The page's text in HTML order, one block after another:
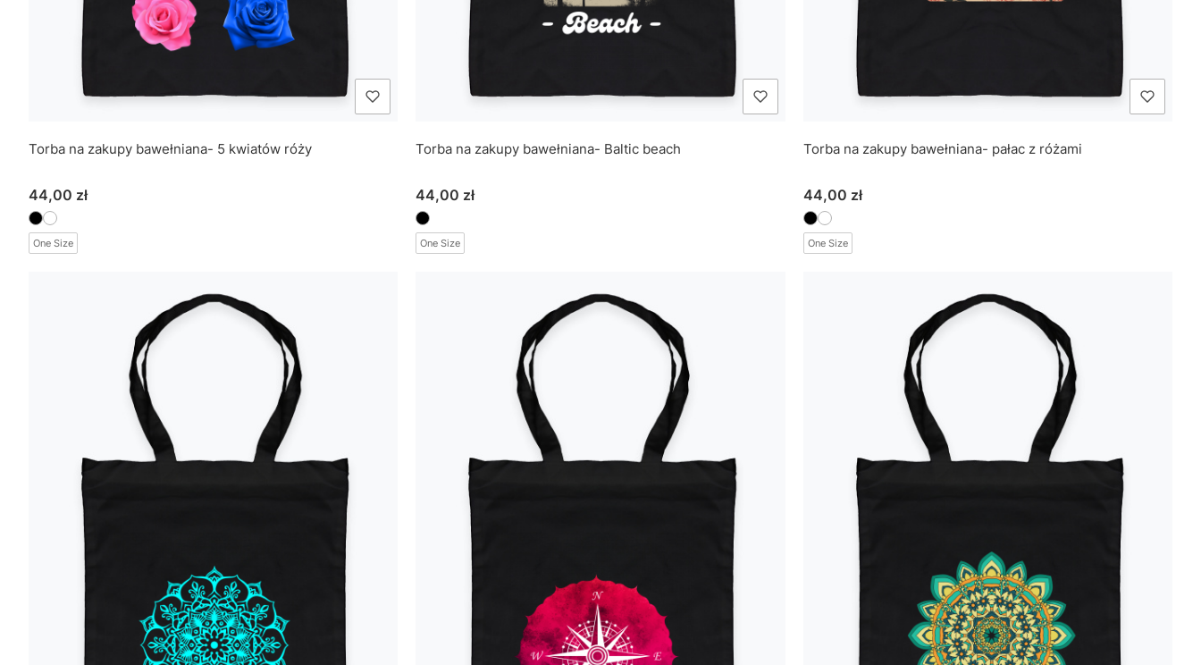
Torba na zakupy bawełniana- 5 kwiatów róży
Cena
44,00 zł
One Size
Torba na zakupy bawełniana- Baltic beach
Cena
44,00 zł
One Size
Torba na zakupy bawełniana- pałac z różami
Cena
44,00 zł
One Size